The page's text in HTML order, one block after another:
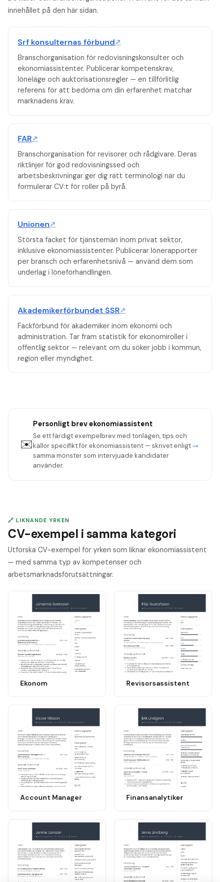
innehållet på den här sidan.
Srf konsulternas förbund↗
Branschorganisation för redovisningskonsulter och
ekonomiassistenter. Publicerar kompetenskrav,
löneläge och auktorisationsregler — en tillförlitlig
referens för att bedöma om din erfarenhet matchar
marknadens krav.
FAR↗
Branschorganisation för revisorer och rådgivare. Deras
riktlinjer för god redovisningssed och
arbetsbeskrivningar ger dig rätt terminologi när du
formulerar CV:t för roller på byrå.
Unionen↗
Största facket för tjänstemän inom privat sektor,
inklusive ekonomiassistenter. Publicerar lönerapporter
per bransch och erfarenhetsnivå — använd dem som
underlag i löneförhandlingen.
Akademikerförbundet SSR↗
Fackförbund för akademiker inom ekonomi och
administration. Tar fram statistik för ekonomiroller i
offentlig sektor — relevant om du söker jobb i kommun,
region eller myndighet.
✉️
Personligt brev ekonomiassistent
Se ett färdigt exempelbrev med tonlägen, tips och
källor specifikt för ekonomiassistent — skrivet enligt
samma mönster som intervjuade kandidater
använder.
→
🔗 LIKNANDE YRKEN
CV-exempel i samma kategori
Utforska CV-exempel för yrken som liknar ekonomiassistent
— med samma typ av kompetenser och
arbetsmarknadsförutsättningar.
Ekonom Revisorsassistent
Account Manager Finansanalytiker